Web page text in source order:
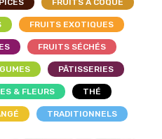
FRUITS À COQUE
FRUITS EXOTIQUES
FRUITS SÉCHÉS
PÂTISSERIES
& FLEURS THÉ
TRADITIONNELS